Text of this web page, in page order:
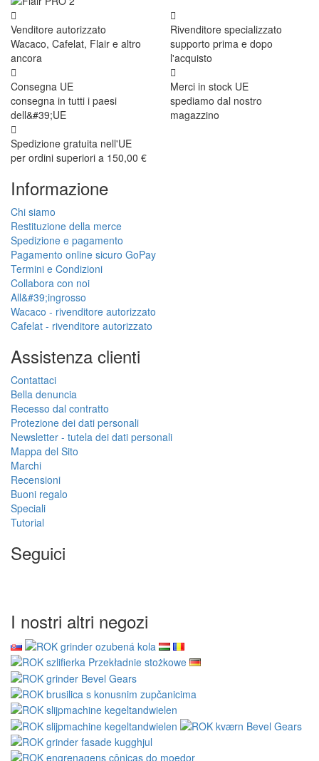
Venditore autorizzato
Wacaco, Cafelat, Flair e altro
ancora
Rivenditore specializzato
supporto prima e dopo
l'acquisto
Consegna UE
consegna in tutti i paesi
dell&#39;UE
Merci in stock UE
spediamo dal nostro
magazzino
Spedizione gratuita nell'UE
per ordini superiori a 150,00 €
Informazione
Chi siamo
Restituzione della merce
Spedizione e pagamento
Pagamento online sicuro GoPay
Termini e Condizioni
Collabora con noi
All&#39;ingrosso
Wacaco - rivenditore autorizzato
Cafelat - rivenditore autorizzato
Assistenza clienti
Contattaci
Bella denuncia
Recesso dal contratto
Protezione dei dati personali
Newsletter - tutela dei dati personali
Mappa del Sito
Marchi
Recensioni
Buoni regalo
Speciali
Tutorial
Seguici
I nostri altri negozi